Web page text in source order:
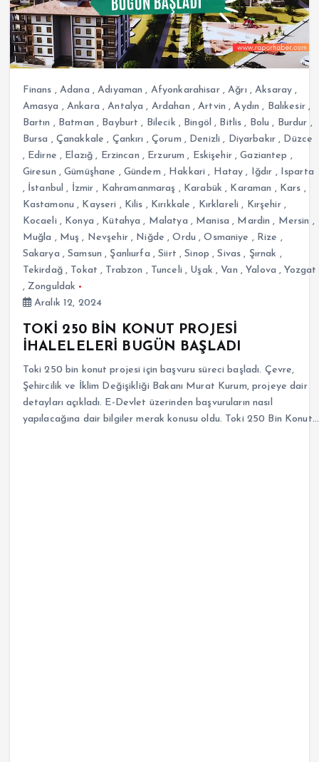
Finans , Adana ,Adıyaman , Afyonkarahisar,Ağrı ,Aksaray ,
Amasya , Ankara ,Antalya , Ardahan ,Artvin ,Aydın , Balıkesir,
Bartın , Batman , Bayburt , Bilecik , Bingöl , Bitlis , Bolu , Burdur ,
Bursa , Çanakkale , Çankırı , Çorum , Denizli , Diyarbakır , Düzce
, Edirne , Elazığ , Erzincan , Erzurum , Eskişehir,Gaziantep ,
Giresun ,Gümüşhane , Gündem , Hakkari , Hatay , Iğdır , Isparta
, İstanbul , İzmir , Kahramanmaraş , Karabük , Karaman , Kars ,
Kastamonu , Kayseri , Kilis , Kırıkkale , Kırklareli , Kırşehir,
Kocaeli , Konya , Kütahya , Malatya , Manisa , Mardin , Mersin ,
Muğla , Muş , Nevşehir, Niğde ,Ordu ,Osmaniye , Rize ,
Sakarya ,Samsun , Şanlıurfa ,Siirt ,Sinop ,Sivas , Şırnak ,
Tekirdağ, Tokat , Trabzon , Tunceli , Uşak , Van ,Yalova ,Yozgat
, Zonguldak
Aralık 12, 2024
TOKİ 250 BİN KONUT PROJESİ
İHALELELERİ BUGÜN BAŞLADI
Toki 250 bin konut projesi için başvuru süreci başladı. Çevre,
Şehircilik ve İklim Değişikliği Bakanı Murat Kurum, projeye dair
detayları açıkladı. E-Devlet üzerinden başvuruların nasıl
yapılacağına dair bilgiler merak konusu oldu. Toki 250 Bin Konut…